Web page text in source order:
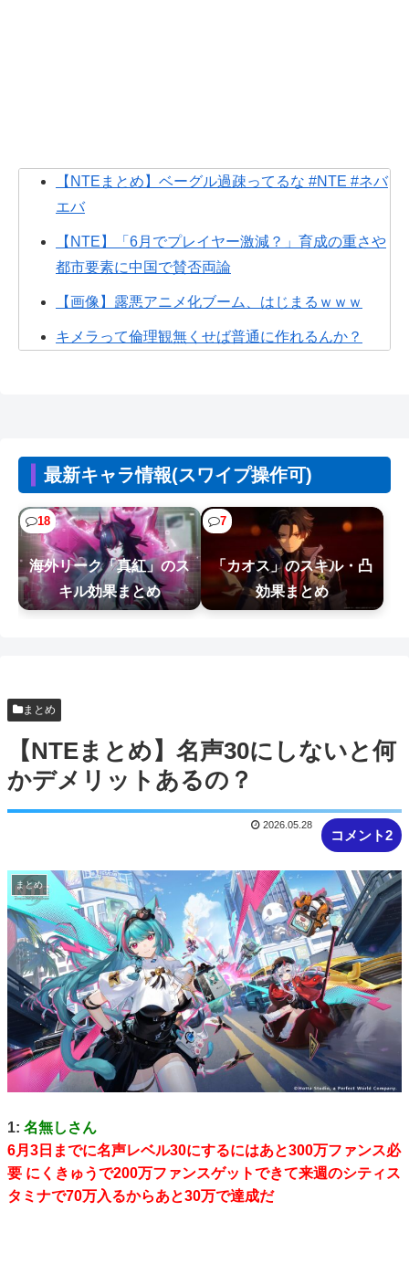
【NTEまとめ】ベーグル過疎ってるな #NTE #ネバ
エバ
【NTE】「6月でプレイヤー激減？」育成の重さや
都市要素に中国で賛否両論
【画像】露悪アニメ化ブーム、はじまるｗｗｗ
キメラって倫理観無くせば普通に作れるんか？
【悲報】人間「バックアップ作成して」AI「了
解。あ、間違えちゃったｗ」→シャレに...
【速報】とある魔術の禁書目録、最新刊でヒロイ
ン戦争決着wwwwwwwwwwwww
ドラゴンボールの敵でデカくて強い奴っていた？
最新キャラ情報(スワイプ操作可)
18
海外リーク「真紅」のス
キル効果まとめ
7
「カオス」のスキル・凸
効果まとめ
まとめ
【NTEまとめ】名声30にしないと何
かデメリットあるの？
コメント2
2026.05.28
まとめ
1: 名無しさん
6月3日までに名声レベル30にするにはあと300万ファンス必
要 にくきゅうで200万ファンスゲットできて来週のシティス
タミナで70万入るからあと30万で達成だ